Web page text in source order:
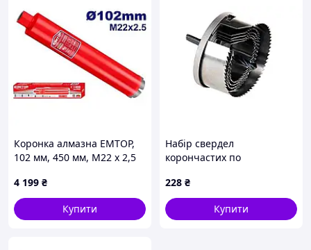
Коронка алмазна EMTOP,
102 мм, 450 мм, M22 x 2,5
4 199 ₴
Купити
Набір свердел
корончастих по
30мм (5шт) (812035)
228 ₴
Купити